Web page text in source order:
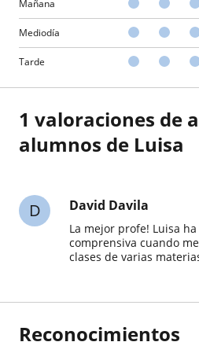
Mañana
Mediodía
Tarde
1 valoraciones de
alumnos de Luisa
D David Davila
La mejor profe! Luisa
comprensiva cuando
clases de varias
Reconocimientos